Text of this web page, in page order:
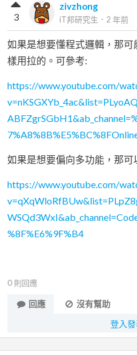
zivzhong
iT邦研究生 ． 2 年前
3
如果是想要懂程式邏輯，那
樣用拉的。可參考:
https://www.youtube.com/
如果是想要偏向多功能，那可
https://www.youtube.com/
%8F%E6%9F%B4
0 則回應
回應
沒有幫助
登入